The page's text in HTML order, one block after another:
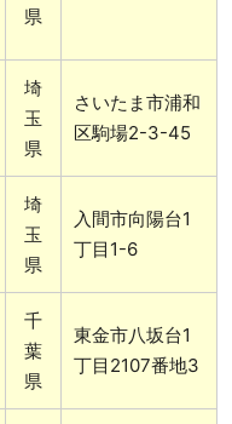
県
埼
玉
県
さいたま市浦和
区駒場2-3-45
埼
玉
県
入間市向陽台1
丁目1-6
千
葉
県
東金市八坂台1
丁目2107番地3